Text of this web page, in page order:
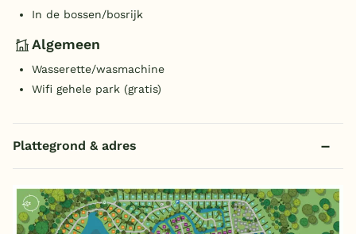
In de bossen/bosrijk
Algemeen
Wasserette/wasmachine
Wifi gehele park (gratis)
Plattegrond & adres